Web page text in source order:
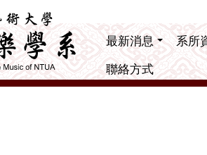
最新消息 系所
聯絡方式